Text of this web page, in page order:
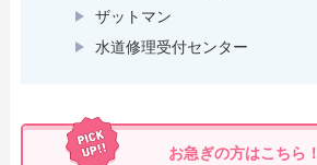
ザットマン
水道修理受付センター
お急ぎの方はこちら！